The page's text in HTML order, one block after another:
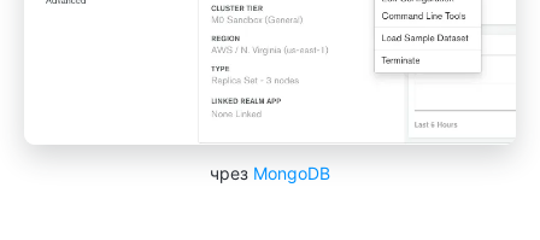
чрез MongoDB